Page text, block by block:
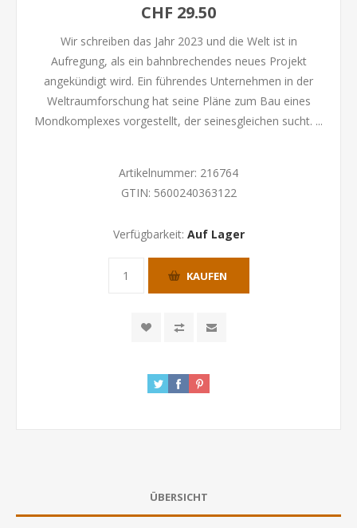
CHF 29.50
Wir schreiben das Jahr 2023 und die Welt ist in
Aufregung, als ein bahnbrechendes neues Projekt
angekündigt wird. Ein führendes Unternehmen in der
Weltraumforschung hat seine Pläne zum Bau eines
Mondkomplexes vorgestellt, der seinesgleichen sucht. ...
Artikelnummer: 216764
GTIN: 5600240363122
Verfügbarkeit: Auf Lager
KAUFEN
ÜBERSICHT